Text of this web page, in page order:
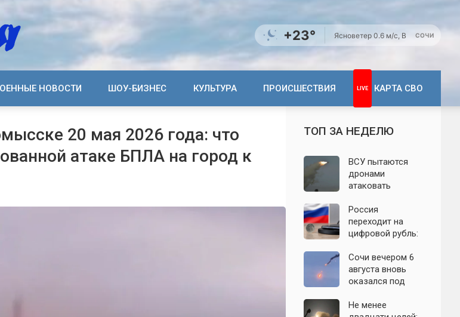
+23° Ясноветер 0.6 м/с, В СОЧИ
НОВОСТИ ШОУ-БИЗНЕС КУЛЬТУРА ПРОИСШЕСТВИЯ КАРТА СВО
20 мая 2026 года: что
атаке БПЛА на город к
ТОП ЗА НЕДЕЛЮ
ВСУ пытаются
дронами
атаковать
Крыма: свежие
подробности
налёта на
06.08.2026
Россия
переходит на
цифровой рубль:
систему сравнили
с моделью СССР
Сочи вечером 6
августа вновь
оказался под
беспилотников
Не менее